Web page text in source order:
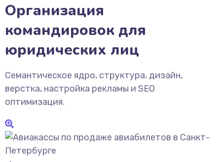
Организация
командировок для
юридических лиц
Семантическое ядро, структура, дизайн,
верстка, настройка рекламы и SEO
оптимизация.